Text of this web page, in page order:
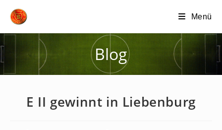
Inhalt
Menü
Blog
E II gewinnt in Liebenburg